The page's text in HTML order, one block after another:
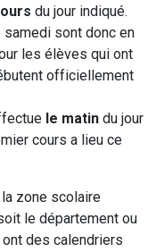
du jour indiqué.
sont donc en
les élèves qui ont
officiellement
le matin du jour
cours a lieu ce
zone scolaire
le département ou
ont des calendriers